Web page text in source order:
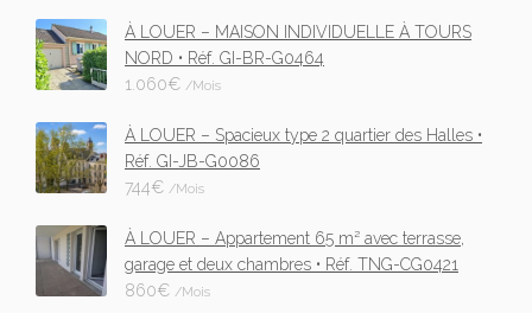
À LOUER – MAISON INDIVIDUELLE À TOURS
NORD • Réf. GI-BR-G0464
1.060€ /Mois
À LOUER – Spacieux type 2 quartier des Halles •
Réf. GI-JB-G0086
744€ /Mois
À LOUER – Appartement 65 m² avec terrasse,
garage et deux chambres • Réf. TNG-CG0421
860€ /Mois